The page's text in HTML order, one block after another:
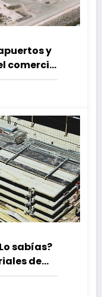
y
comercio
sabías?
de